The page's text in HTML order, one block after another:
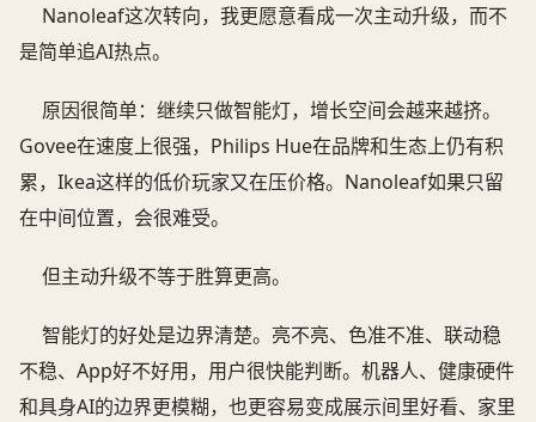
Nanoleaf这次转向，我更愿意看成一次主动升级，而不
是简单追AI热点。
原因很简单：继续只做智能灯，增长空间会越来越挤。
Govee在速度上很强，Philips Hue在品牌和生态上仍有积
累，Ikea这样的低价玩家又在压价格。Nanoleaf如果只留
在中间位置，会很难受。
但主动升级不等于胜算更高。
智能灯的好处是边界清楚。亮不亮、色准不准、联动稳
不稳、App好不好用，用户很快能判断。机器人、健康硬件
和具身AI的边界更模糊，也更容易变成展示间里好看、家里